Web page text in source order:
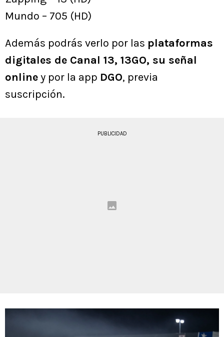
Mundo – 705 (HD)
Además podrás verlo por las plataformas
digitales de Canal 13, 13GO, su señal
onliney por la app DGO, previa
suscripción.
PUBLICIDAD